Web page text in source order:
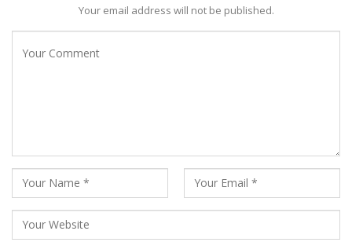
Your email address will not be published.